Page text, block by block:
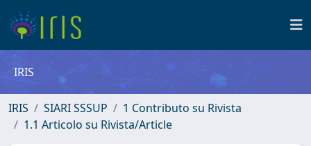
IRIS
IRIS SIARI SSSUP
1 Contributo su Rivista
1.1 Articolo su Rivista/Article